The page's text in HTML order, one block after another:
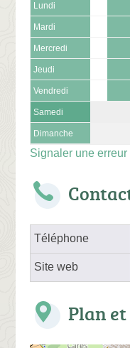
Lundi
Mardi
Mercredi
Jeudi
Vendredi
Samedi
Dimanche
Signaler une erreur
Téléphone
Site web
Plan